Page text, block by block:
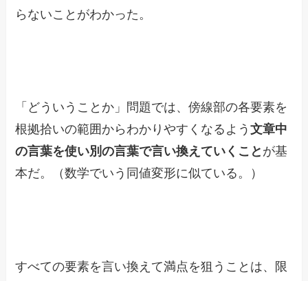
らないことがわかった。
「どういうことか」問題では、傍線部の各要素を
根拠拾いの範囲からわかりやすくなるよう文章中
の言葉を使い別の言葉で言い換えていくこと が基
本だ。（数学でいう同値変形に似ている。）
すべての要素を言い換えて満点を狙うことは、限